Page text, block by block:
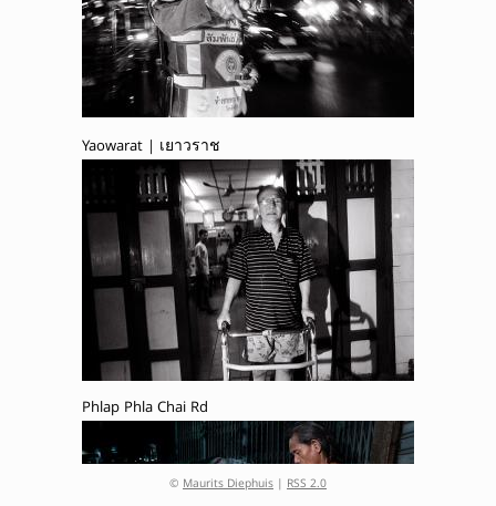
Yaowarat | เยาวราช
Phlap Phla Chai Rd
© Maurits Diephuis | RSS 2.0